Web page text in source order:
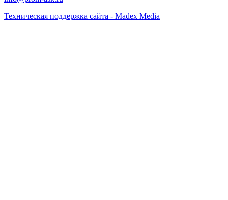
Техническая поддержка сайта - Madex Media